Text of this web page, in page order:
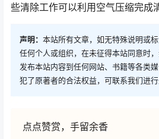
些清除工作可以利用空气压缩完成
声明： 本站所有文章，如无特殊说明或
任何个人或组织，在未征得本站同意时，
发布本站内容到任何网站、书籍等各类
犯了原著者的合法权益，可联系我们进行
点点赞赏，手留余香